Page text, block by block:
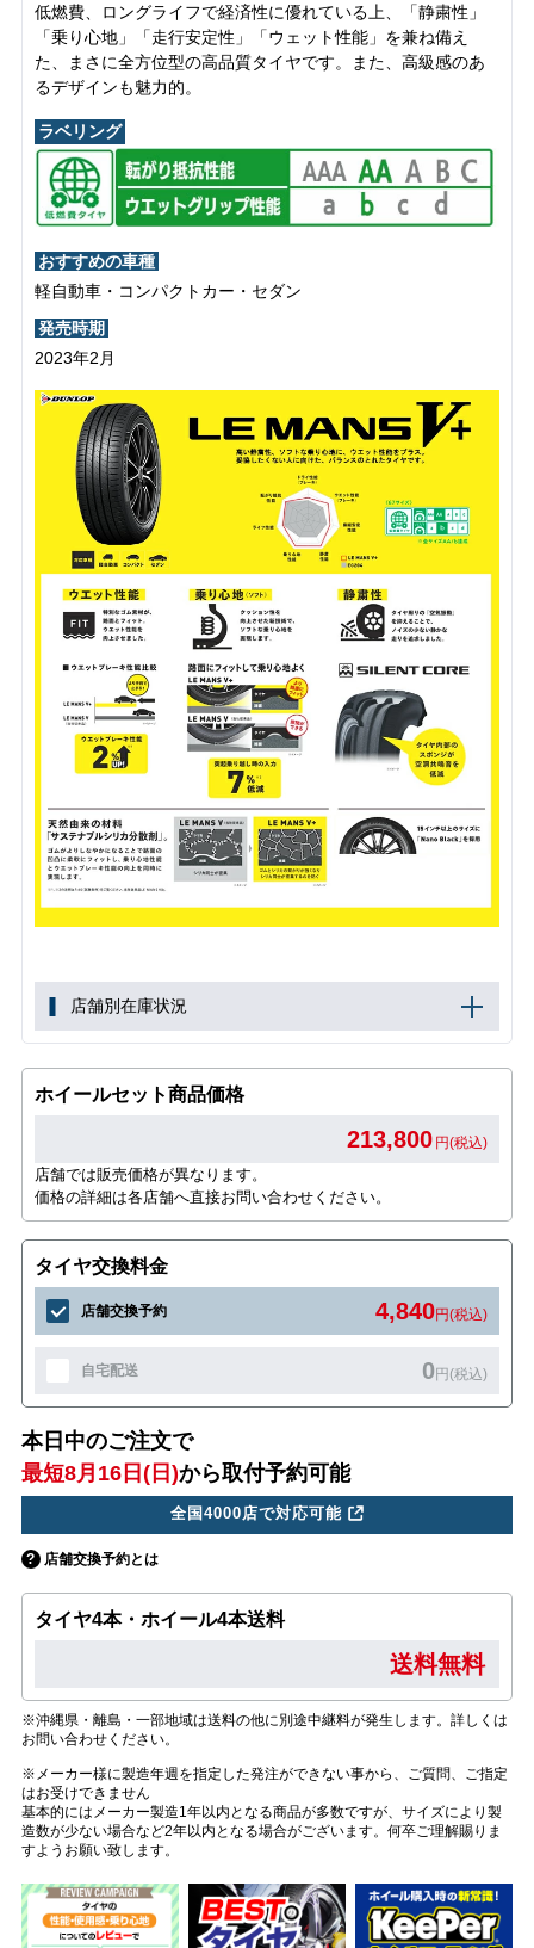
低燃費、ロングライフで経済性に優れている上、「静粛性」
「乗り心地」「走行安定性」「ウェット性能」を兼ね備え
た、まさに全方位型の高品質タイヤです。また、高級感のあ
るデザインも魅力的。
ラベリング
おすすめの車種
軽自動車・コンパクトカー・セダン
発売時期
2023年2月
店舗別在庫状況
ホイールセット商品価格
213,800 円(税込)
店舗では販売価格が異なります。
価格の詳細は各店舗へ直接お問い合わせください。
タイヤ交換料金
店舗交換予約 4,840円(税込)
自宅配送 0円(税込)
本日中のご注文で
最短8月16日(日)から取付予約可能
全国4000店で対応可能
店舗交換予約とは
タイヤ4本・ホイール4本送料
送料無料
※沖縄県・離島・一部地域は送料の他に別途中継料が発生します。詳しくは
お問い合わせください。
※メーカー様に製造年週を指定した発注ができない事から、ご質問、ご指定
はお受けできません
基本的にはメーカー製造1年以内となる商品が多数ですが、サイズにより製
造数が少ない場合など2年以内となる場合がございます。何卒ご理解賜りま
すようお願い致します。